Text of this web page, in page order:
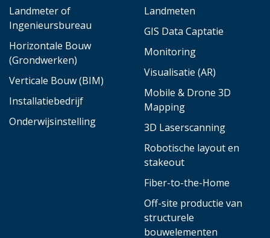
Landmeter of
Ingenieursbureau
Horizontale Bouw
(Grondwerken)
Verticale Bouw (BIM)
Installatiebedrijf
Onderwijsinstelling
Landmeten
GIS Data Captatie
Monitoring
Visualisatie (AR)
Mobile & Drone 3D
Mapping
3D Laserscanning
Robotische layout en
stakeout
Fiber-to-the-Home
Off-site productie van
structurele
bouwelementen